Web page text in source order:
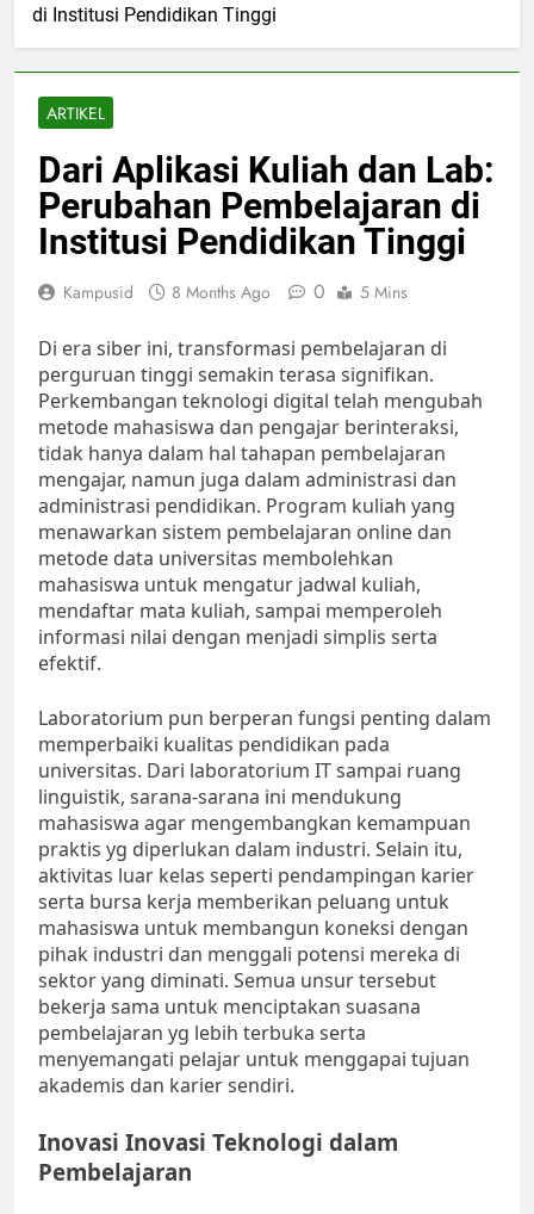
di Institusi Pendidikan Tinggi
ARTIKEL
Dari Aplikasi Kuliah dan Lab:
Perubahan Pembelajaran di
Institusi Pendidikan Tinggi
Kampusid 8 Months Ago 0 5 Mins
Di era siber ini, transformasi pembelajaran di
perguruan tinggi semakin terasa signifikan.
Perkembangan teknologi digital telah mengubah
metode mahasiswa dan pengajar berinteraksi,
tidak hanya dalam hal tahapan pembelajaran
mengajar, namun juga dalam administrasi dan
administrasi pendidikan. Program kuliah yang
menawarkan sistem pembelajaran online dan
metode data universitas membolehkan
mahasiswa untuk mengatur jadwal kuliah,
mendaftar mata kuliah, sampai memperoleh
informasi nilai dengan menjadi simplis serta
efektif.
Laboratorium pun berperan fungsi penting dalam
memperbaiki kualitas pendidikan pada
universitas. Dari laboratorium IT sampai ruang
linguistik, sarana-sarana ini mendukung
mahasiswa agar mengembangkan kemampuan
praktis yg diperlukan dalam industri. Selain itu,
aktivitas luar kelas seperti pendampingan karier
serta bursa kerja memberikan peluang untuk
mahasiswa untuk membangun koneksi dengan
pihak industri dan menggali potensi mereka di
sektor yang diminati. Semua unsur tersebut
bekerja sama untuk menciptakan suasana
pembelajaran yg lebih terbuka serta
menyemangati pelajar untuk menggapai tujuan
akademis dan karier sendiri.
Inovasi Inovasi Teknologi dalam
Pembelajaran